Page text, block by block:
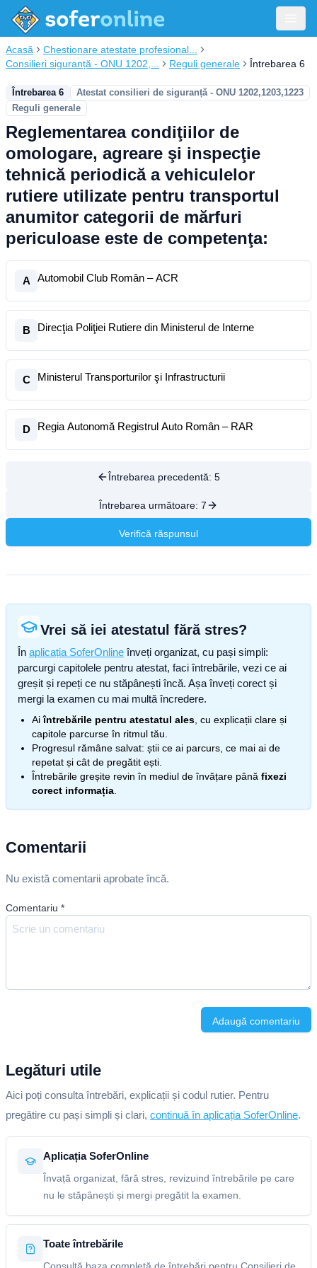
Acasă
Chestionare atestate profesional...
Consilieri siguranță - ONU 1202,...
Reguli generale Întrebarea 6
Întrebarea 6
Atestat consilieri de siguranță - ONU 1202,1203,1223
Reguli generale
Reglementarea condiţiilor de
omologare, agreare şi inspecţie
tehnică periodică a vehiculelor
rutiere utilizate pentru transportul
anumitor categorii de mărfuri
periculoase este de competenţa:
A Automobil Club Român – ACR
B Direcţia Poliţiei Rutiere din Ministerul de Interne
C Ministerul Transporturilor şi Infrastructurii
D Regia Autonomă Registrul Auto Român – RAR
Întrebarea precedentă: 5
Întrebarea următoare: 7
Verifică răspunsul
Vrei să iei atestatul fără stres?
În aplicația SoferOnline înveți organizat, cu pași simpli:
parcurgi capitolele pentru atestat, faci întrebările, vezi ce ai
greșit și repeți ce nu stăpânești încă. Așa înveți corect și
mergi la examen cu mai multă încredere.
Aiîntrebările pentru atestatul ales , cu explicații clare și
capitole parcurse în ritmul tău.
Progresul rămâne salvat: știi ce ai parcurs, ce mai ai de
repetat și cât de pregătit ești.
Întrebările greșite revin în mediul de învățare până fixezi
corect informația
Comentarii
Nu există comentarii aprobate încă.
Comentariu *
Adaugă comentariu
Legături utile
Aici poți consulta întrebări, explicații și codul rutier. Pentru
pregătire cu pași simpli și clari, continuă în aplicația SoferOnline.
Aplicația SoferOnline
Învață organizat, fără stres, revizuind întrebările pe care
nu le stăpânești și mergi pregătit la examen.
Toate întrebările